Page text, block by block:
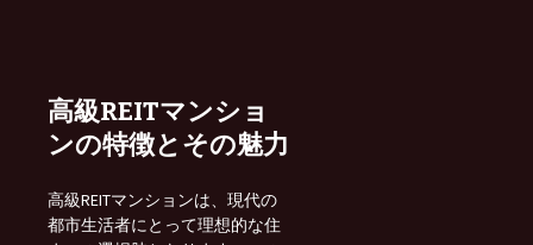
高級REITマンショ
ンの特徴とその魅力
高級REITマンションは、現代の
都市生活者にとって理想的な住